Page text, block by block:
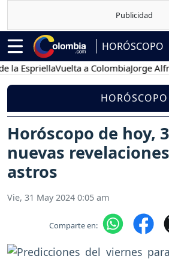
HORÓSCOPO
Vuelta a ColombiaJorge Alfredo
HORÓSCOPO
Horóscopo de hoy,
nuevas
astros
Vie, 31 May 2024 0:05 am
Comparte en: